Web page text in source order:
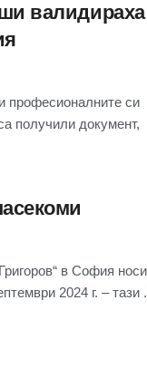
валидираха
професионалните си
получили документ,
в София носи
2024 г. – тази